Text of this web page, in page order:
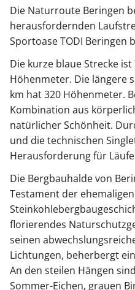
Die Naturroute Beringen
herausfordernden
Sportoase TODI Beringen
Die kurze blaue Strecke
Höhenmeter. Die längere
km hat 320 Höhenmeter.
Kombination aus
natürlicher Schönheit.
und die technischen
Herausforderung für
Die Bergbauhalde von
Testament der ehemaligen
florierendes
seinen
Lichtungen, beherbergt
An den steilen Hängen
Sommer-Eichen, grauen